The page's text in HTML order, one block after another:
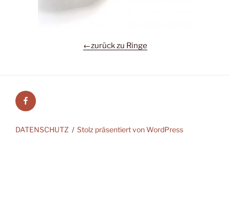
←zurück zu Ringe
Facebook
DATENSCHUTZ Stolz präsentiert von WordPress